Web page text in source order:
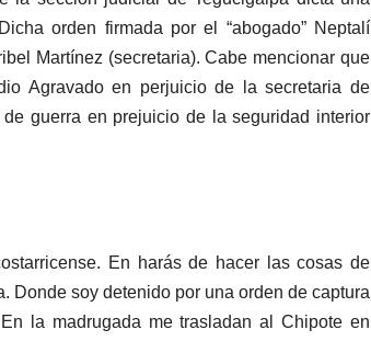
orden firmada por el “abogado” Neptalí
Martínez (secretaria). Cabe mencionar que
Agravado en perjuicio de la secretaria de
guerra en prejuicio de la seguridad interior
En harás de hacer las cosas de
Donde soy detenido por una orden de captura
la madrugada me trasladan al Chipote en